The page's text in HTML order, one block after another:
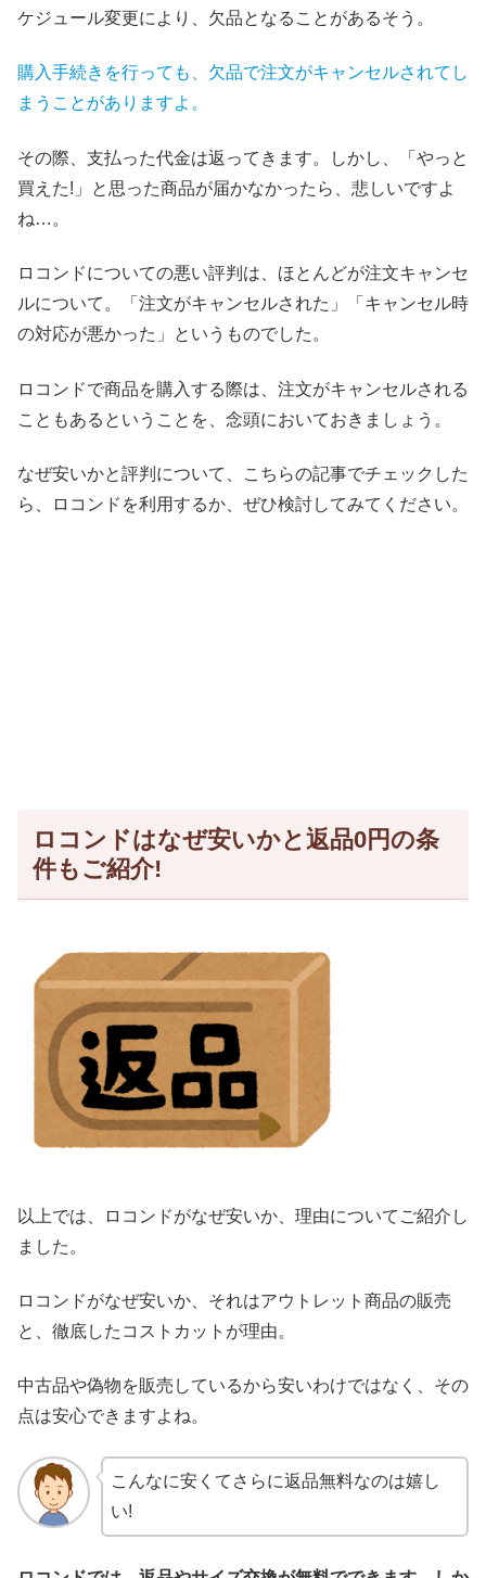
ケジュール変更により、欠品となることがあるそう。
購入手続きを行っても、欠品で注文がキャンセルされてし
まうことがありますよ。
その際、支払った代金は返ってきます。しかし、「やっと
買えた!」と思った商品が届かなかったら、悲しいですよ
ね…。
ロコンドについての悪い評判は、ほとんどが注文キャンセ
ルについて。「注文がキャンセルされた」「キャンセル時
の対応が悪かった」というものでした。
ロコンドで商品を購入する際は、注文がキャンセルされる
こともあるということを、念頭においておきましょう。
なぜ安いかと評判について、こちらの記事でチェックした
ら、ロコンドを利用するか、ぜひ検討してみてください。
ロコンドはなぜ安いかと返品0円の条
件もご紹介!
以上では、ロコンドがなぜ安いか、理由についてご紹介し
ました。
ロコンドがなぜ安いか、それはアウトレット商品の販売
と、徹底したコストカットが理由。
中古品や偽物を販売しているから安いわけではなく、その
点は安心できますよね。
こんなに安くてさらに返品無料なのは嬉し
い!